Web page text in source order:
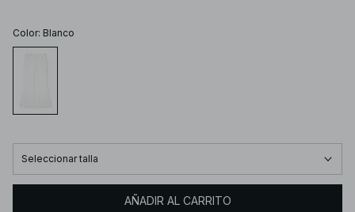
Color: Blanco
Seleccionar talla
AÑADIR AL CARRITO